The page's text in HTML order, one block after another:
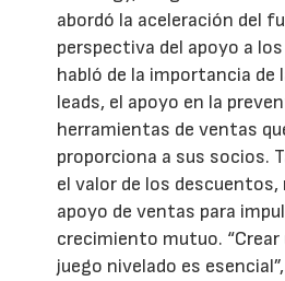
abordó la aceleración del
perspectiva del apoyo a
habló de la importancia de
leads, el apoyo en la
herramientas de ventas
proporciona a sus socios.
el valor de los descuentos,
apoyo de ventas para
crecimiento mutuo. “Crear
juego nivelado es